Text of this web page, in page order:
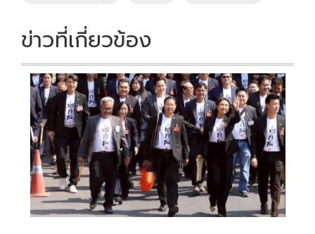
ข่าวที่เกี่ยวข้อง